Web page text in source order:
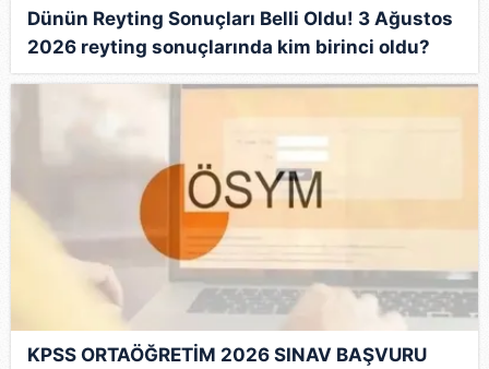
Dünün Reyting Sonuçları Belli Oldu! 3 Ağustos
2026 reyting sonuçlarında kim birinci oldu?
İşte zirvedeki isim...
KPSS ORTAÖĞRETİM 2026 SINAV BAŞVURU